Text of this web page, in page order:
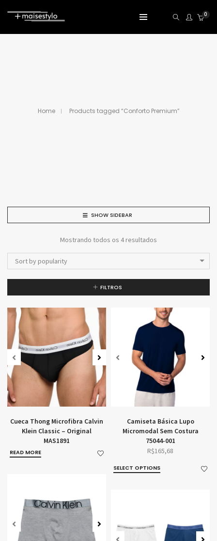
0
Home Products tagged “Conforto Premium”
SHOW SIDEBAR
Mostrando todos os 4 resultados
Sort by popularity
FILTROS
Cueca Thong Microfibra Calvin
Klein Classic – Original
MAS1891
READ MORE
Camiseta Básica Lupo
Micromodal Sem Costura
75044-001
R$165,68
SELECT OPTIONS